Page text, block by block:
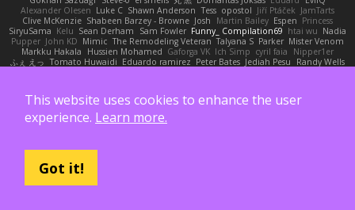
Alexander Olesen Luke C Shawn Anderson Tess opostol Jiří Ptáček JamTarts
Clive McKenzie Shabeen Barzey - Browne Josh Martin Bailey Espen Princess
SiryuSama Kelu Sean Derham Sam Fowler Funny_ Compilation69 htai wu Nadia
Pupper John KD Mimic The Remodeling Veteran Talyana S Parker Mister Venom
Markku Hakala
Hussien Mohamed Gaforga VK Ich Simp cyril faia
Nipper1er
ふぇ えっ Tomato Huwaidi Eduardo ramirez Peter Bates Jediah Pesu
Randy Wells
EfulTopo
The Starius Project
Punch UP: The Top Contender! Official Patreon
Jorge Manuel Cappello Barreto Sticky Buttons iiiFahad7 재우 김 Morgsley
Workbench
wegu1 TheHappyElite
Marcin Anyszkiewicz Ricky Robinson Elizabeth
Riccardo Colombo
Daniel Richman
Thokozani Mahlanyane
This website uses cookies to enhance the user
experience. Learn more.
Got it!